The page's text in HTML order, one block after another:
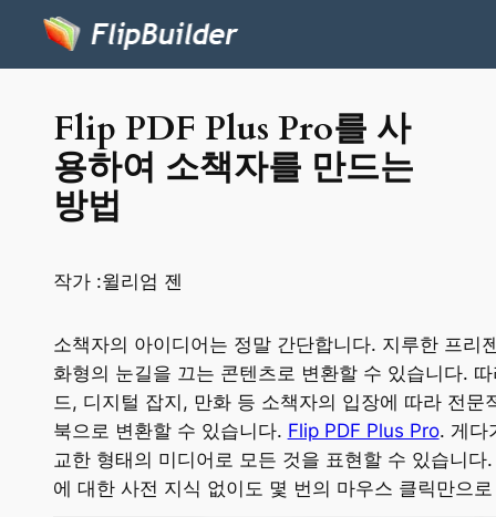
Flip PDF Plus Pro를 사
용하여 소책자를 만드는
방법
작가 :윌리엄 젠
소책자의 아이디어는 정말 간단합니다. 지루한 프
화형의 눈길을 끄는 콘텐츠로 변환할 수 있습니다.
드, 디지털 잡지, 만화 등 소책자의 입장에 따라 전
북으로 변환할 수 있습니다. Flip PDF Plus Pro. 게다
교한 형태의 미디어로 모든 것을 표현할 수 있습니
에 대한 사전 지식 없이도 몇 번의 마우스 클릭만으